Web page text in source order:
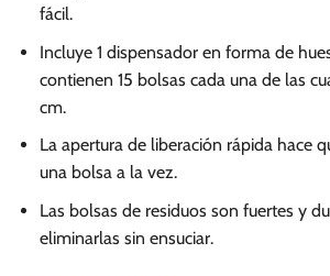
fácil.
Incluye 1 dispensador en forma de
contienen 15 bolsas cada una de las
cm.
La apertura de liberación rápida hace
una bolsa a la vez.
Las bolsas de residuos son fuertes y
eliminarlas sin ensuciar.